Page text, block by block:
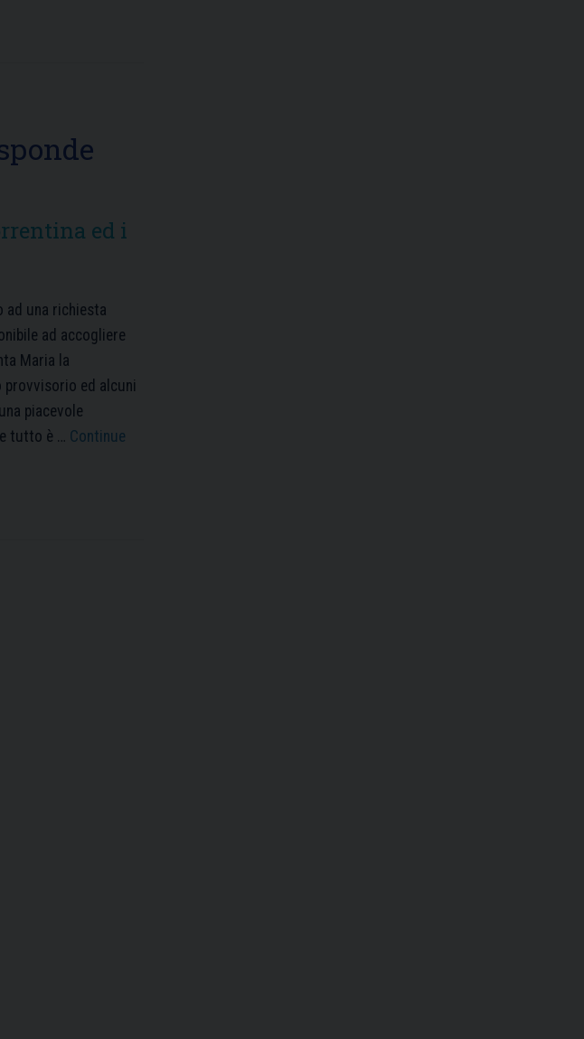
ed i
ad una richiesta
ad accogliere
Maria la
ed alcuni
piacevole
tutto è … Continue